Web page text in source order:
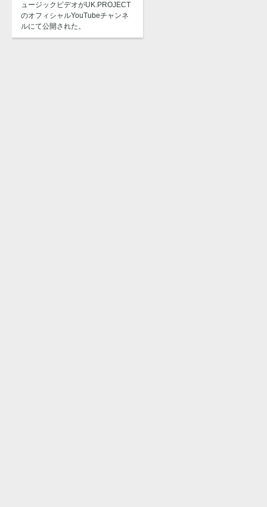
ュージックビデオがUK.PROJECT
のオフィシャルYouTubeチャンネ
ルにて公開された。